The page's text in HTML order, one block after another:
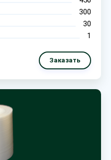
300
30
1
Заказать